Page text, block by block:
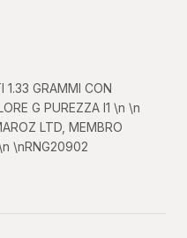
1.33 GRAMMI CON
G PUREZZA I1 \n \n
LTD, MEMBRO
\nRNG20902